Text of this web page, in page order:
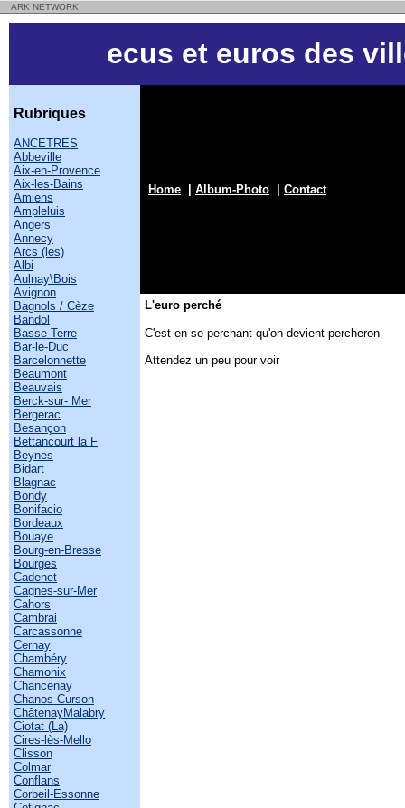
ARK NETWORK
ecus et euros des
Rubriques
ANCETRES
Abbeville
Aix-en-Provence
Aix-les-Bains
Amiens
Ampleluis
Angers
Annecy
Arcs (les)
Albi
Aulnay\Bois
Avignon
Bagnols / Cèze
Bandol
Basse-Terre
Bar-le-Duc
Barcelonnette
Beaumont
Beauvais
Berck-sur- Mer
Bergerac
Besançon
Bettancourt la F
Beynes
Bidart
Blagnac
Bondy
Bonifacio
Bordeaux
Bouaye
Bourg-en-Bresse
Bourges
Cadenet
Cagnes-sur-Mer
Cahors
Cambrai
Carcassonne
Cernay
Chambéry
Chamonix
Chancenay
Chanos-Curson
ChâtenayMalabry
Ciotat (La)
Cires-lès-Mello
Clisson
Colmar
Conflans
Corbeil-Essonne
Home Album-Photo Contact
L'euro perché
C'est en se perchant qu'on devient percheron
Attendez un peu pour voir